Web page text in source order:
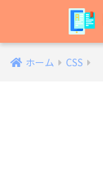
ホーム CSS